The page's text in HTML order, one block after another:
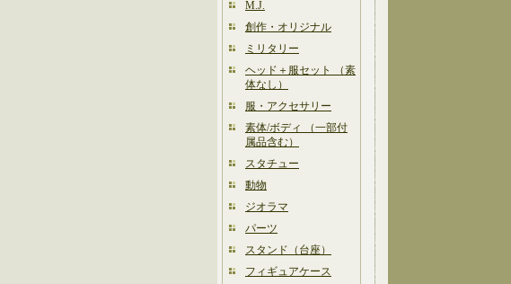
M.J.
創作・オリジナル
ミリタリー
ヘッド＋服セット （素
体なし）
服・アクセサリー
素体/ボディ （一部付
属品含む）
スタチュー
動物
ジオラマ
パーツ
スタンド（台座）
フィギュアケース